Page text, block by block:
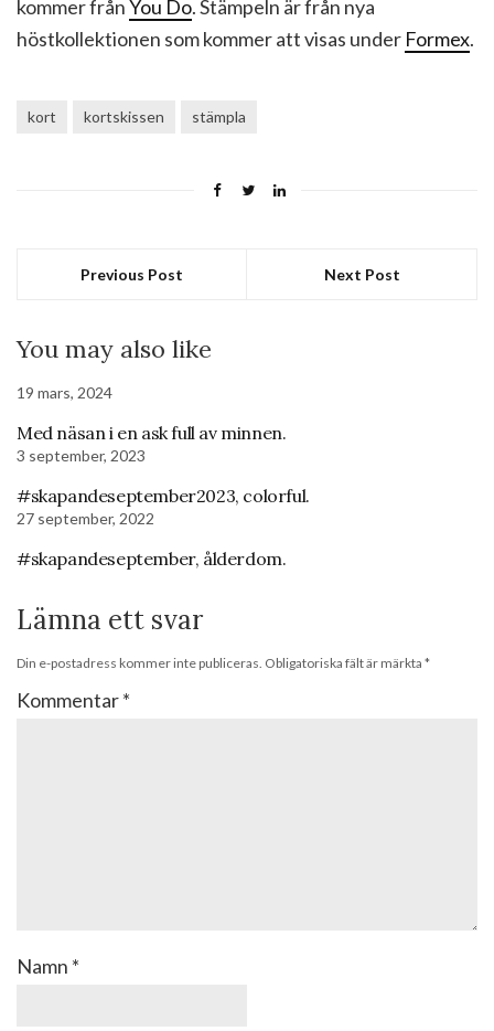
kommer frånYou Do. Stämpeln är från nya
höstkollektionen som kommer att visas under Formex.
kort kortskissen stämpla
Previous Post Next Post
You may also like
19 mars, 2024
Med näsan i en ask full av minnen.
3 september, 2023
#skapandeseptember2023, colorful.
27 september, 2022
#skapandeseptember, ålderdom.
Lämna ett svar
Din e-postadress kommer inte publiceras. Obligatoriska fält är märkta *
Kommentar*
Namn *